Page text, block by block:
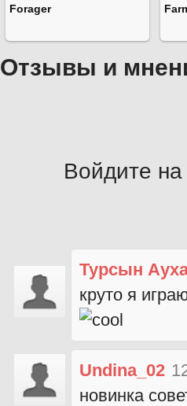
Forager
Отзывы и
Войдите на
Турсын
круто я
Undina_02
новинка